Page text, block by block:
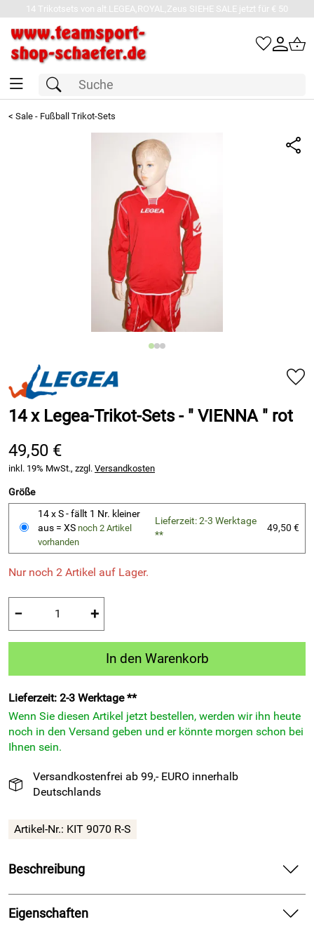
14 Trikotsets von alt.LEGEA,ROYAL,Zeus SIEHE SALE jetzt für € 50
< Sale - Fußball Trikot-Sets
14 x Legea-Trikot-Sets - " VIENNA " rot
49,50 €
inkl. 19% MwSt., zzgl. Versandkosten
Größe
14 x S - fällt 1 Nr. kleiner
aus = XS noch 2 Artikel
vorhanden
Lieferzeit: 2-3 Werktage
**
49,50 €
Nur noch 2 Artikel auf Lager.
− +
In den Warenkorb
Lieferzeit: 2-3 Werktage **
Wenn Sie diesen Artikel jetzt bestellen, werden wir ihn heute
noch in den Versand geben und er könnte morgen schon bei
Ihnen sein.
Versandkostenfrei ab 99,- EURO innerhalb
Deutschlands
Artikel-Nr.: KIT 9070 R-S
Beschreibung
14 x Legea-Trikot-Sets – VIENNA rot Fußball-Trikot-Set
liefert starkes Teamdesign und spürbar elastische
Eigenschaften